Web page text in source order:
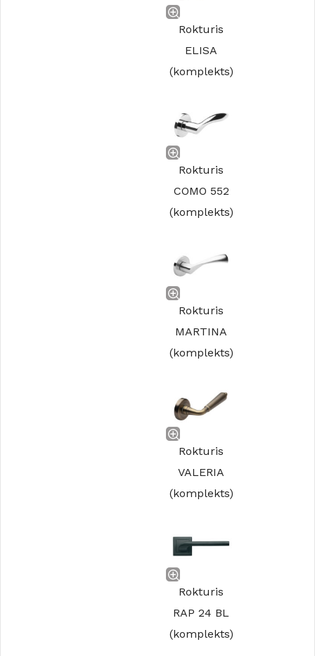
Rokturis
ELISA
(komplekts)
Rokturis
COMO 552
(komplekts)
Rokturis
MARTINA
(komplekts)
Rokturis
VALERIA
(komplekts)
Rokturis
RAP 24 BL
(komplekts)